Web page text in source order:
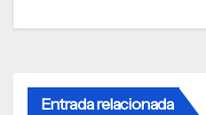
Entrada relacionada